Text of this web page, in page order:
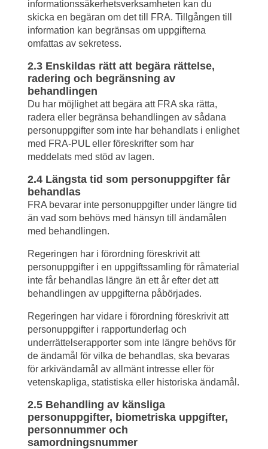
informationssäkerhetsverksamheten kan du
skicka en begäran om det till FRA. Tillgången till
information kan begränsas om uppgifterna
omfattas av sekretess.
2.3 Enskildas rätt att begära rättelse,
radering och begränsning av
behandlingen
Du har möjlighet att begära att FRA ska rätta,
radera eller begränsa behandlingen av sådana
personuppgifter som inte har behandlats i enlighet
med FRA-PUL eller föreskrifter som har
meddelats med stöd av lagen.
2.4 Längsta tid som personuppgifter får
behandlas
FRA bevarar inte personuppgifter under längre tid
än vad som behövs med hänsyn till ändamålen
med behandlingen.
Regeringen har i förordning föreskrivit att
personuppgifter i en uppgiftssamling för råmaterial
inte får behandlas längre än ett år efter det att
behandlingen av uppgifterna påbörjades.
Regeringen har vidare i förordning föreskrivit att
personuppgifter i rapportunderlag och
underrättelserapporter som inte längre behövs för
de ändamål för vilka de behandlas, ska bevaras
för arkivändamål av allmänt intresse eller för
vetenskapliga, statistiska eller historiska ändamål.
2.5 Behandling av känsliga
personuppgifter, biometriska uppgifter,
personnummer och
samordningsnummer